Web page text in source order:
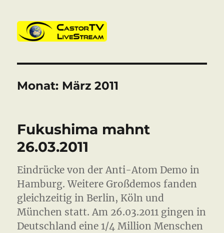
Monat: März 2011
Fukushima mahnt
26.03.2011
Eindrücke von der Anti-Atom Demo in
Hamburg. Weitere Großdemos fanden
gleichzeitig in Berlin, Köln und
München statt. Am 26.03.2011 gingen in
Deutschland eine 1/4 Million Menschen